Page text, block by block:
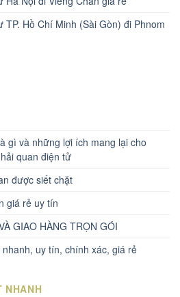
Hồ Chí Minh (Sài Gòn) đi Phnom
gì và những lợi ích mang lại cho
quan điện tử
được siết chặt
giá rẻ uy tín
GIAO HÀNG TRỌN GÓI
uy tín, chính xác, giá rẻ
NHANH